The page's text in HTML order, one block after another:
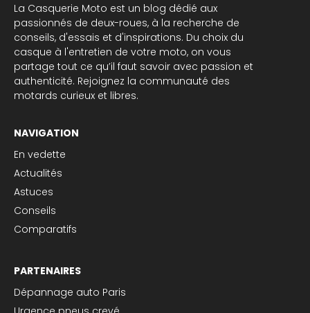
La Casquerie Moto est un blog dédié aux
passionnés de deux-roues, à la recherche de
conseils, d'essais et d'inspirations. Du choix du
casque à l'entretien de votre moto, on vous
partage tout ce qu’il faut savoir avec passion et
authenticité. Rejoignez la communauté des
motards curieux et libres.
NAVIGATION
En vedette
Actualités
Astuces
Conseils
Comparatifs
PARTENAIRES
Dépannage auto Paris